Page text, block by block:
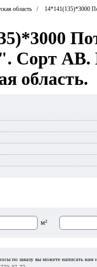
область 14*141(135)*3000
Сорт АВ.
область.
м²
по заказу вы можете написать нам